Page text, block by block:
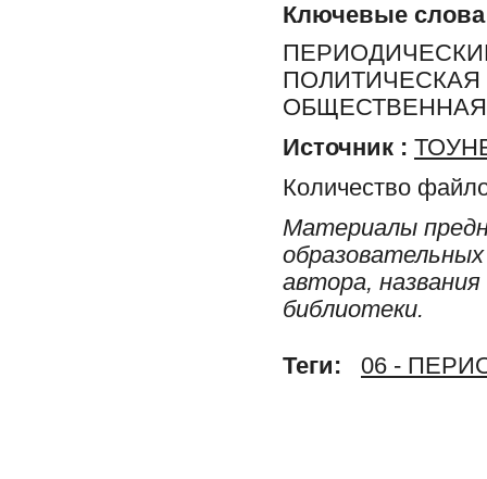
Ключевые слова
Источник :
Количество
Материалы
автора,
библиотеки.
Теги: 06 -